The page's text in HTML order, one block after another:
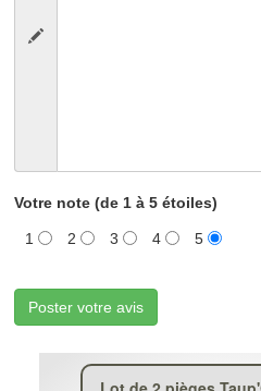
Votre note (de 1 à 5 étoiles)
1 2 3 4 5
Poster votre avis